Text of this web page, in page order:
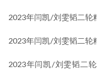
2023年闫凯/刘雯韬二轮
2023年闫凯/刘雯韬二轮
2023年闫凯/刘雯韬二轮